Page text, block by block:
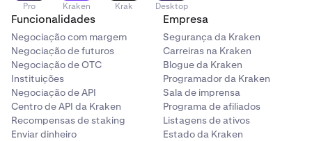
Pro Kraken Krak Desktop
Funcionalidades
Negociação com margem
Negociação de futuros
Negociação de OTC
Instituições
Negociação de API
Centro de API da Kraken
Recompensas de staking
Enviar dinheiro
Empresa
Segurança da Kraken
Carreiras na Kraken
Blogue da Kraken
Programador da Kraken
Sala de imprensa
Programa de afiliados
Listagens de ativos
Estado da Kraken